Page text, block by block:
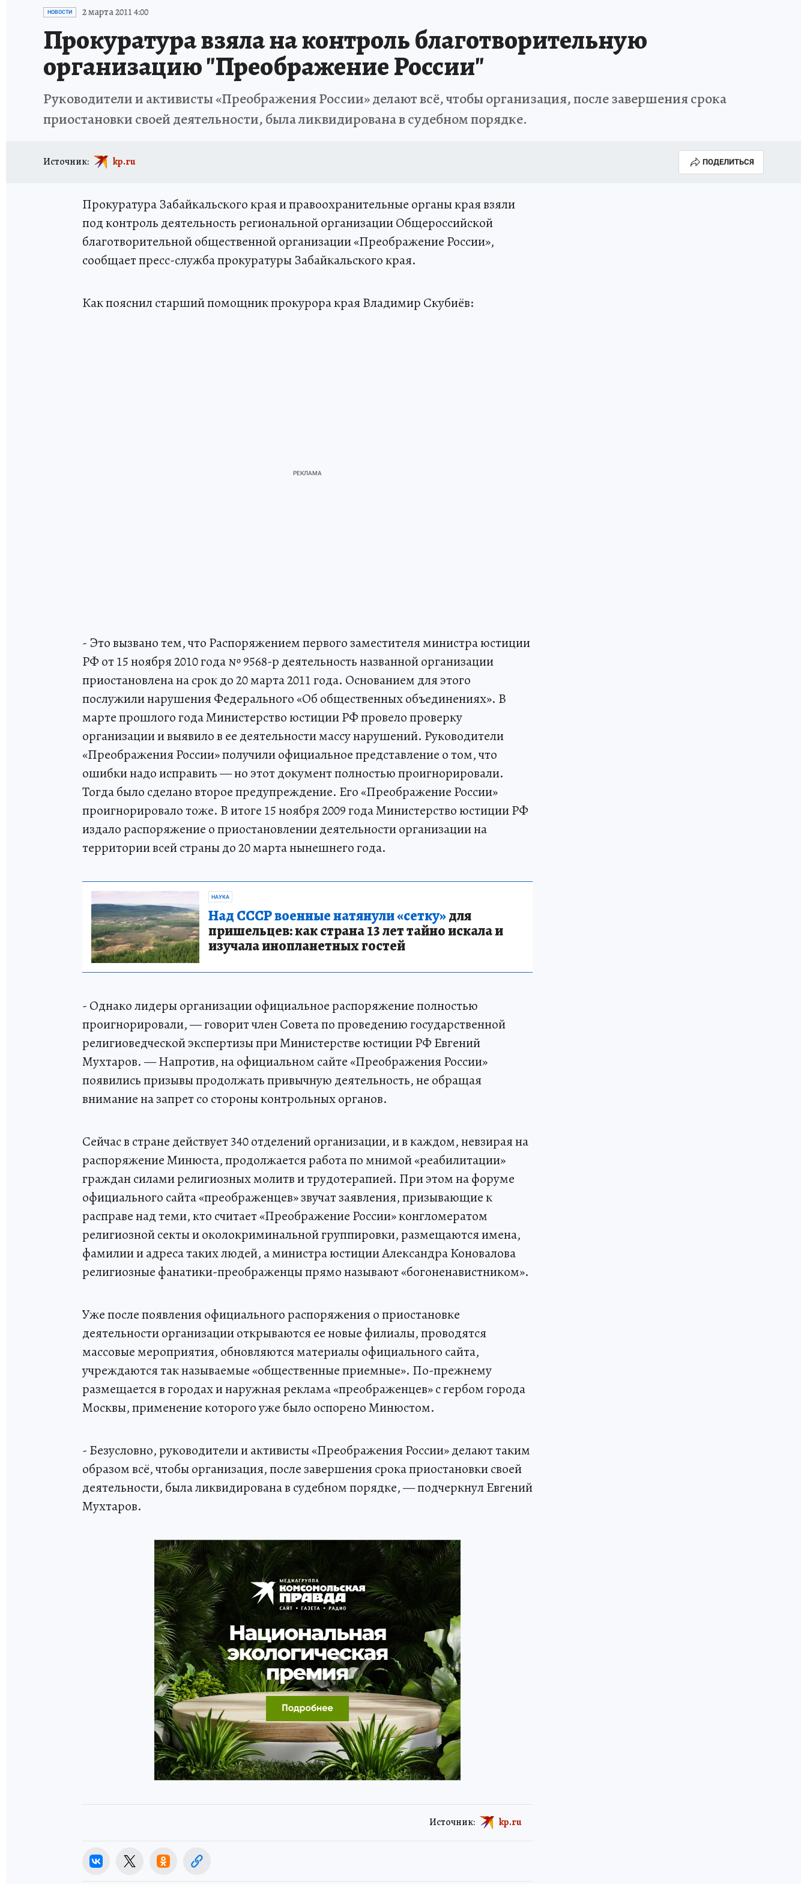
ИСПЫТАНО НА СЕБЕ
НОВОСТИ 2 марта 2011 4:00
Прокуратура взяла на контроль благотворительную
организацию "Преображение России"
Руководители и активисты «Преображения России» делают всё, чтобы организация, после завершения срока
приостановки своей деятельности, была ликвидирована в судебном порядке.
Источник: kp.ru ПОДЕЛИТЬСЯ
Прокуратура Забайкальского края и правоохранительные органы края взяли
под контроль деятельность региональной организации Общероссийской
благотворительной общественной организации «Преображение России»,
сообщает пресс-служба прокуратуры Забайкальского края.
Как пояснил старший помощник прокурора края Владимир Скубиёв:
- Это вызвано тем, что Распоряжением первого заместителя министра юстиции
РФ от 15 ноября 2010 года № 9568-р деятельность названной организации
приостановлена на срок до 20 марта 2011 года. Основанием для этого
послужили нарушения Федерального «Об общественных объединениях». В
марте прошлого года Министерство юстиции РФ провело проверку
организации и выявило в ее деятельности массу нарушений. Руководители
«Преображения России» получили официальное представление о том, что
ошибки надо исправить — но этот документ полностью проигнорировали.
Тогда было сделано второе предупреждение. Его «Преображение России»
проигнорировало тоже. В итоге 15 ноября 2009 года Министерство юстиции РФ
издало распоряжение о приостановлении деятельности организации на
территории всей страны до 20 марта нынешнего года.
НАУКА
Над СССР военные натянули «сетку»для
пришельцев: как страна 13 лет тайно искала и
изучала инопланетных гостей
- Однако лидеры организации официальное распоряжение полностью
проигнорировали, — говорит член Совета по проведению государственной
религиоведческой экспертизы при Министерстве юстиции РФ Евгений
Мухтаров. — Напротив, на официальном сайте «Преображения России»
появились призывы продолжать привычную деятельность, не обращая
внимание на запрет со стороны контрольных органов.
Сейчас в стране действует 340 отделений организации, и в каждом, невзирая на
распоряжение Минюста, продолжается работа по мнимой «реабилитации»
граждан силами религиозных молитв и трудотерапией. При этом на форуме
официального сайта «преображенцев» звучат заявления, призывающие к
расправе над теми, кто считает «Преображение России» конгломератом
религиозной секты и околокриминальной группировки, размещаются имена,
фамилии и адреса таких людей, а министра юстиции Александра Коновалова
религиозные фанатики-преображенцы прямо называют «богоненавистником».
Уже после появления официального распоряжения о приостановке
деятельности организации открываются ее новые филиалы, проводятся
массовые мероприятия, обновляются материалы официального сайта,
учреждаются так называемые «общественные приемные». По-прежнему
размещается в городах и наружная реклама «преображенцев» с гербом города
Москвы, применение которого уже было оспорено Минюстом.
- Безусловно, руководители и активисты «Преображения России» делают таким
образом всё, чтобы организация, после завершения срока приостановки своей
деятельности, была ликвидирована в судебном порядке, — подчеркнул Евгений
Мухтаров.
Источник: kp.ru